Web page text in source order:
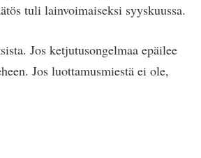
tuli lainvoimaiseksi syyskuussa.
Jos ketjutusongelmaa epäilee
Jos luottamusmiestä ei ole,